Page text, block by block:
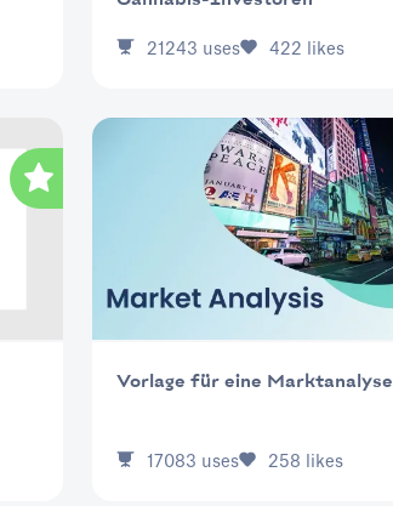
21243 uses 422 likes
Vorlage für eine Marktanalyse
17083 uses 258 likes